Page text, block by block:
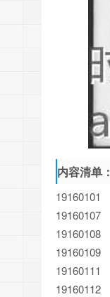
内容清单：
19160101
19160107
19160108
19160109
19160111
19160112